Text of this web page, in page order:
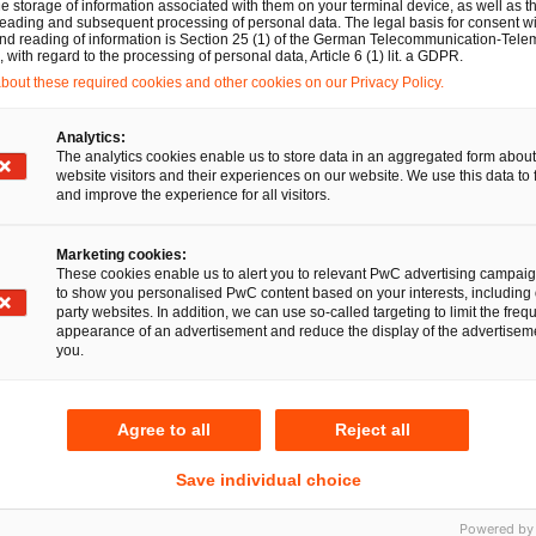
haben Nutzer von sog. „Internet of Things“ (IoT)
zu großen Industriekonzernen – künftig die
anfallenden Daten neue Einnahmequellen und
entstehen neue dezentrale Wertschöpfungsketten, die
Governance Act adressierten Datenbroker,
Bereichen diese Märkte entstehen, deutet sich
dass der Data Act – nach der Bestätigung im
Kraft tritt. Er sieht eine 20-monatige Übergangsfrist vor
haben bezüglich ihrer Pflichten sogar eine
storage of information associated with them on your terminal device, as well as
and subsequent processing of personal data. The legal basis for consent
reading of information is Section 25 (1) of the German Telecommunication-
with regard to the processing of personal data, Article 6 (1) lit. a GDPR.
these required cookies and other cookies on our Privacy Policy.
Analytics:
The analytics cookies enable us to store data in an aggregated form
website visitors and their experiences on our website. We use this data to
and improve the experience for all visitors.
Marketing cookies:
These cookies enable us to alert you to relevant PwC advertising
to show you personalised PwC content based on your interests, including
party websites. In addition, we can use so-called targeting to limit the
appearance of an advertisement and reduce the display of the
you.
Agree to all Reject all
Save individual choice
Powered by